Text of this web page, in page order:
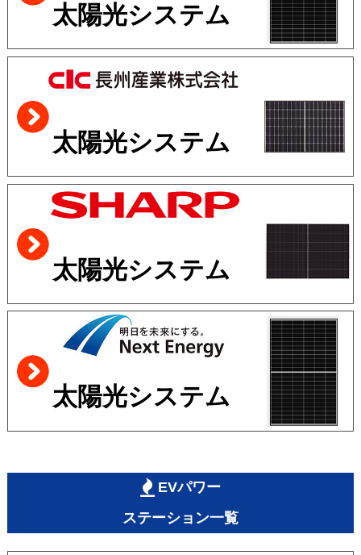
太陽光システム
太陽光システム
太陽光システム
太陽光システム
EVパワー
ステーション一覧